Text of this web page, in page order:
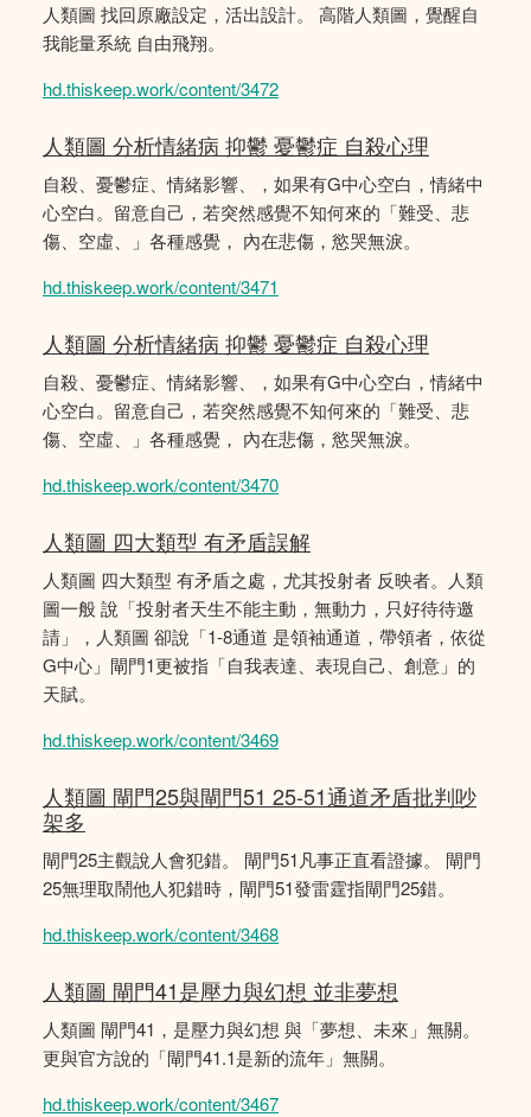
人類圖 找回原廠設定，活出設計。 高階人類圖，覺醒自
我能量系統 自由飛翔。
hd.thiskeep.work/content/3472
人類圖 分析情緒病 抑鬱 憂鬱症 自殺心理
自殺、憂鬱症、情緒影響、，如果有G中心空白，情緒中
心空白。留意自己，若突然感覺不知何來的「難受、悲
傷、空虛、」各種感覺， 內在悲傷，慾哭無淚。
hd.thiskeep.work/content/3471
人類圖 分析情緒病 抑鬱 憂鬱症 自殺心理
自殺、憂鬱症、情緒影響、，如果有G中心空白，情緒中
心空白。留意自己，若突然感覺不知何來的「難受、悲
傷、空虛、」各種感覺， 內在悲傷，慾哭無淚。
hd.thiskeep.work/content/3470
人類圖 四大類型 有矛盾誤解
人類圖 四大類型 有矛盾之處，尤其投射者 反映者。人類
圖一般 說「投射者天生不能主動，無動力，只好待待邀
請」，人類圖 卻說「1-8通道 是領袖通道，帶領者，依從
G中心」閘門1更被指「自我表達、表現自己、創意」的
天賦。
hd.thiskeep.work/content/3469
人類圖 閘門25與閘門51 25-51通道矛盾批判吵
架多
閘門25主觀說人會犯錯。 閘門51凡事正直看證據。 閘門
25無理取鬧他人犯錯時，閘門51發雷霆指閘門25錯。
hd.thiskeep.work/content/3468
人類圖 閘門41是壓力與幻想 並非夢想
人類圖 閘門41，是壓力與幻想 與「夢想、未來」無關。
更與官方說的「閘門41.1是新的流年」無關。
hd.thiskeep.work/content/3467